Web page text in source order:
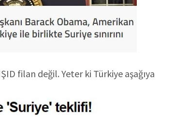
filan değil. Yeter ki Türkiye aşağıya